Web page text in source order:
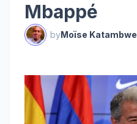
Mbappé
byMoïse Katambwe